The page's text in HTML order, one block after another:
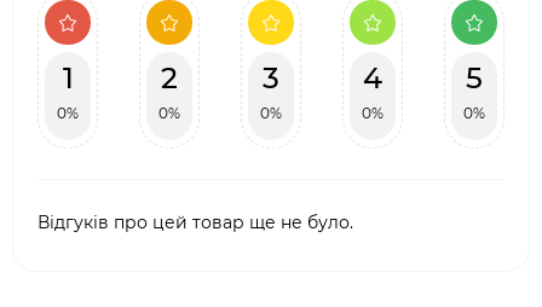
1
0%
2
0%
3
0%
4
0%
5
0%
Відгуків про цей товар ще не було.